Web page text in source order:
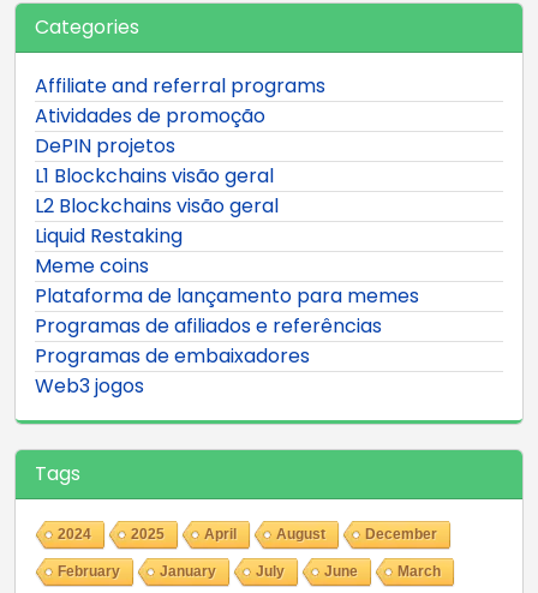
Categories
Affiliate and referral programs
Atividades de promoção
DePIN projetos
L1 Blockchains visão geral
L2 Blockchains visão geral
Liquid Restaking
Meme coins
Plataforma de lançamento para memes
Programas de afiliados e referências
Programas de embaixadores
Web3 jogos
Tags
2024 2025 April August December
February January July June March